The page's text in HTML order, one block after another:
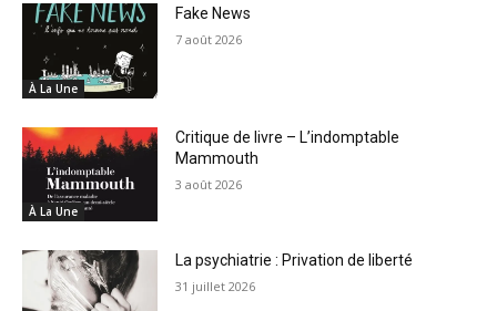
À La Une
Fake News
7 août 2026
À La Une
Critique de livre – L’indomptable
Mammouth
3 août 2026
La psychiatrie : Privation de liberté
31 juillet 2026